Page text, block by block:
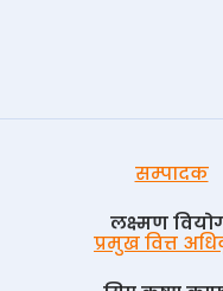
सम्पादक
लक्ष्मण
प्रमुख वित्त